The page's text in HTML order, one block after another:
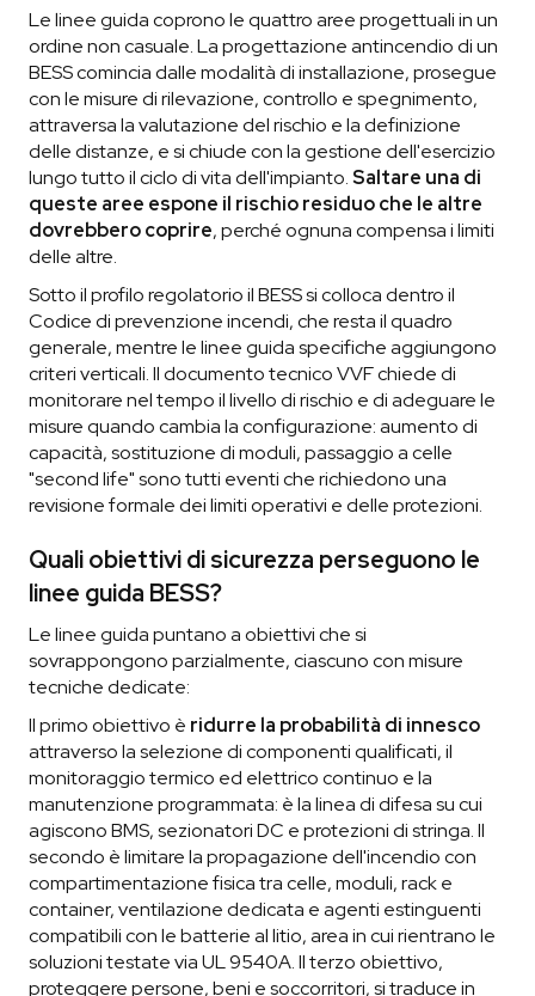
Le linee guida coprono le quattro aree progettuali in un
ordine non casuale. La progettazione antincendio di un
BESS comincia dalle modalità di installazione, prosegue
con le misure di rilevazione, controllo e spegnimento,
attraversa la valutazione del rischio e la definizione
delle distanze, e si chiude con la gestione dell'esercizio
lungo tutto il ciclo di vita dell'impianto.Saltare una di
queste aree espone il rischio residuo che le altre
dovrebbero coprire, perché ognuna compensa i limiti
delle altre.
Sotto il profilo regolatorio il BESS si colloca dentro il
Codice di prevenzione incendi, che resta il quadro
generale, mentre le linee guida specifiche aggiungono
criteri verticali. Il documento tecnico VVF chiede di
monitorare nel tempo il livello di rischio e di adeguare le
misure quando cambia la configurazione: aumento di
capacità, sostituzione di moduli, passaggio a celle
"second life" sono tutti eventi che richiedono una
revisione formale dei limiti operativi e delle protezioni.
Quali obiettivi di sicurezza perseguono le
linee guida BESS?
Le linee guida puntano a obiettivi che si
sovrappongono parzialmente, ciascuno con misure
tecniche dedicate:
Il primo obiettivo è ridurre la probabilità di innesco
attraverso la selezione di componenti qualificati, il
monitoraggio termico ed elettrico continuo e la
manutenzione programmata: è la linea di difesa su cui
agiscono BMS, sezionatori DC e protezioni di stringa. Il
secondo è limitare la propagazione dell'incendio con
compartimentazione fisica tra celle, moduli, rack e
container, ventilazione dedicata e agenti estinguenti
compatibili con le batterie al litio, area in cui rientrano le
soluzioni testate via UL 9540A. Il terzo obiettivo,
proteggere persone, beni e soccorritori, si traduce in